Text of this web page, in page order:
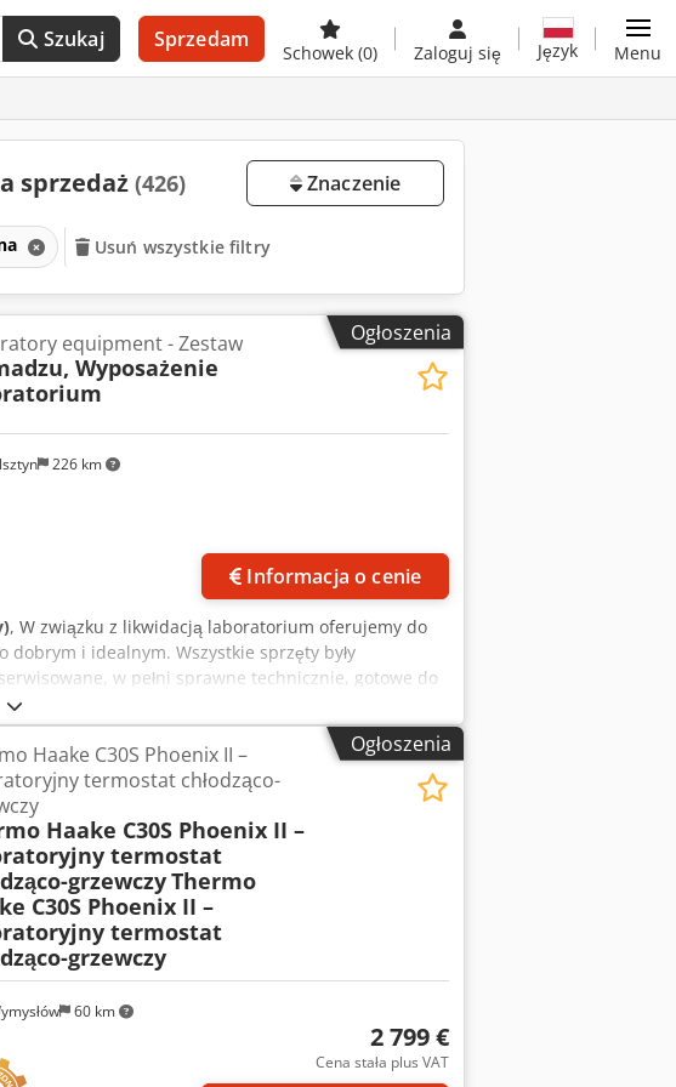
Szukaj Sprzedam
Schowek (0) Zaloguj się Język Menu
sprzedaż (426) Znaczenie
Usuń wszystkie filtry
Ogłoszenia
226 km
equipment - Zestaw
Wyposażenie
Informacja o cenie
, W związku z likwidacją laboratorium oferujemy do
i idealnym. Wszystkie sprzęty były
w pełni sprawne technicznie, gotowe do
m.in.: LC MS/MS, GC MS, ICP MS,
oczyszczania wody Millipore Milli-Q Direct 8*,
*Wyparka próżniowa*, *Waga Ohaus: Explorer
*Urządzenie do przygotowania próbek
*Wirówka* Brak dygestoriów. Z mebli tylko jedna
uczelni, firm z branży biotechnologicznej,
wyposażenia w atrakcyjnych cenach. Wszystko jest w
by zobaczyć jak pracują. Zapraszamy do
Warmińsko-Mazurskie.
Ogłoszenia
60 km
Haake C30S Phoenix II –
termostat chłodząco-
Haake C30S Phoenix II –
termostat
grzewczyThermo
C30S Phoenix II –
termostat
grzewczy
2 799 €
Cena stała plus VAT